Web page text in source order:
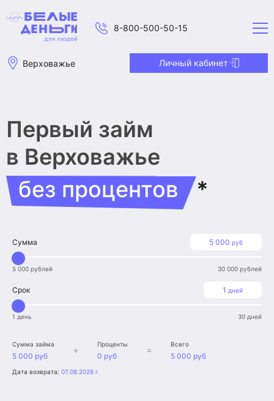
8-800-500-50-15
Верховажье Личный кабинет
Первый займ
в Верховажье
без процентов
*
5 000 руб
Сумма
5 000 рублей 30 000 рублей
1 дней
Срок
1 день 30 дней
Сумма займа
5 000 руб
+ Проценты
0 руб
= Всего
5 000 руб
Дата возврата: 07.08.2026 г.